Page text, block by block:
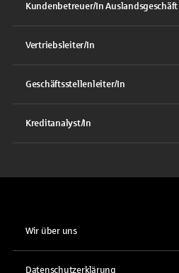
Kundenbetreuer/In Auslandsgeschäft
Vertriebsleiter/In
Geschäftsstellenleiter/In
Kreditanalyst/In
Wir über uns
Datenschutzerklärung